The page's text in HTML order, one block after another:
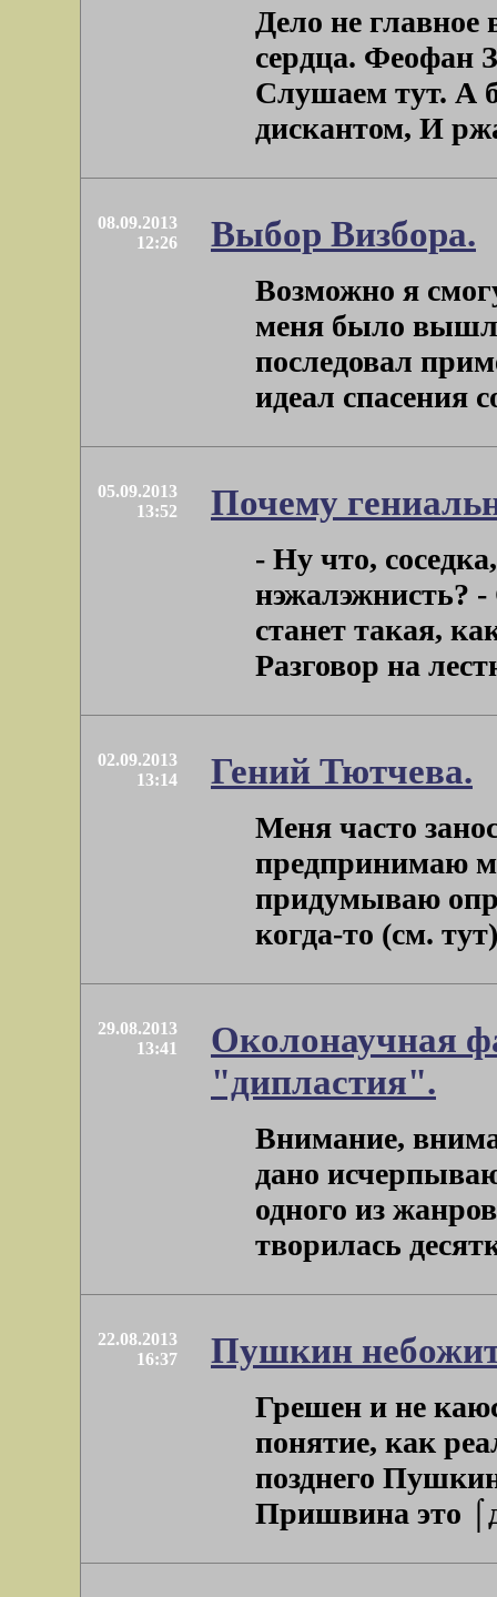
Дело не главное
сердца. Феофан
Слушаем тут. А
дискантом, И
08.09.2013
12:26
Выбор Визбора.
Возможно я
меня было
последовал
идеал спасения
05.09.2013
13:52
Почему
- Ну что,
нэжалэжнисть?
станет такая,
Разговор на
02.09.2013
13:14
Гений Тютчева.
Меня часто
предпринимаю
придумываю
когда-то (см.
29.08.2013
13:41
Околонаучная
"дипластия".
Внимание,
дано
одного из
творилась
22.08.2013
16:37
Пушкин
Грешен и не
понятие, как
позднего
Пришвина это